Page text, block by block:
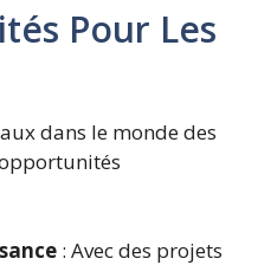
Pour Les
dans le monde des
: Avec des projets